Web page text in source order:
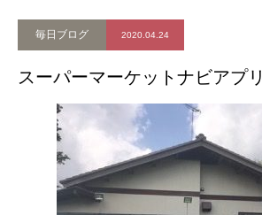
毎日ブログ 2020.04.24
スーパーマーケットナビアプリ